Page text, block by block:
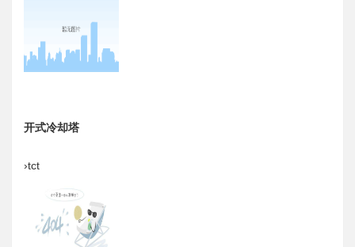
开式冷却塔
›tct